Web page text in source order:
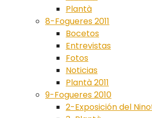
Plantà
8-Fogueres 2011
Bocetos
Entrevistas
Fotos
Noticias
Plantà 2011
9-Fogueres 2010
2-Exposición del